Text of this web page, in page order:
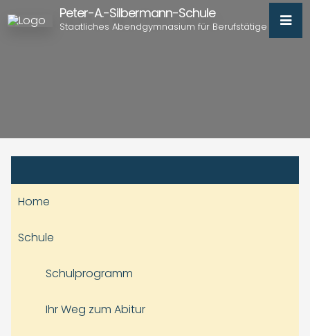
Peter-A.-Silbermann-Schule
Staatliches Abendgymnasium für Berufstätige
Home
Schule
Schulprogramm
Ihr Weg zum Abitur